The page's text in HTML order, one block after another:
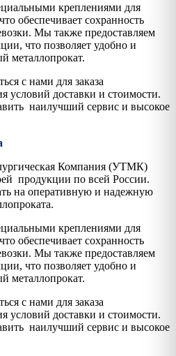
креплениями для
обеспечивает сохранность
Мы также предоставляем
что позволяет удобно и
металлопрокат.
с нами для заказа
условий доставки и стоимости.
наилучший сервис и высокое
Компания (УТМК)
продукции по всей России.
на оперативную и надежную
креплениями для
обеспечивает сохранность
Мы также предоставляем
что позволяет удобно и
металлопрокат.
с нами для заказа
условий доставки и стоимости.
наилучший сервис и высокое